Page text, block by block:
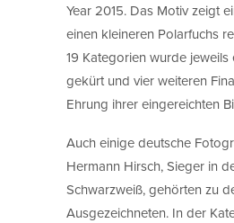
Year 2015. Das Motiv zeigt
einen kleineren Polarfuchs
19 Kategorien wurde jeweils
gekürt und vier weiteren
Ehrung ihrer eingereichten
Auch einige deutsche
Hermann Hirsch, Sieger in
Schwarzweiß, gehörten zu
Ausgezeichneten. In der